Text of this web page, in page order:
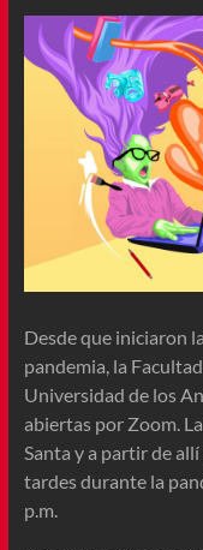
Desde que iniciaron
pandemia, la
Universidad de los
abiertas por Zoom.
Santa y a partir de
tardes durante la
p.m.